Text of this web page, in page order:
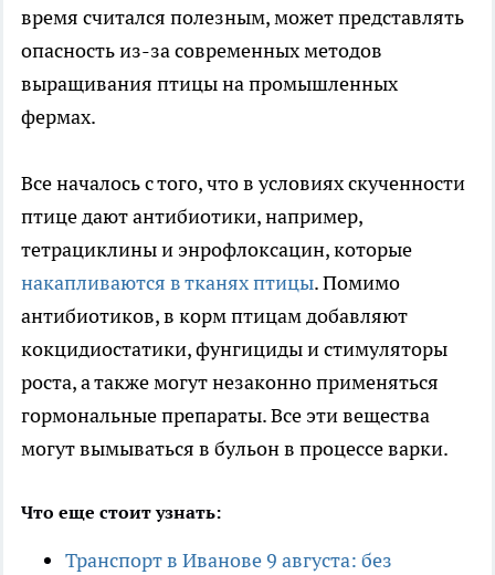
время считался полезным, может представлять
опасность из-за современных методов
выращивания птицы на промышленных
фермах.
Все началось с того, что в условиях скученности
птице дают антибиотики, например,
тетрациклины и энрофлоксацин, которые
накапливаются в тканях птицы. Помимо
антибиотиков, в корм птицам добавляют
кокцидиостатики, фунгициды и стимуляторы
роста, а также могут незаконно применяться
гормональные препараты. Все эти вещества
могут вымываться в бульон в процессе варки.
Что еще стоит узнать:
Транспорт в Иванове 9 августа: без